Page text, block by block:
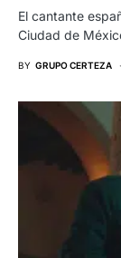
El cantante
Ciudad de
BY GRUPO CERTEZA